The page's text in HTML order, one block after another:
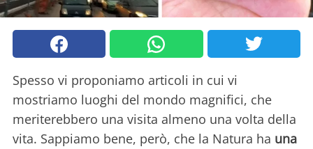
Spesso vi proponiamo articoli in cui vi
mostriamo luoghi del mondo magnifici, che
meriterebbero una visita almeno una volta della
vita. Sappiamo bene, però, che la Natura ha una